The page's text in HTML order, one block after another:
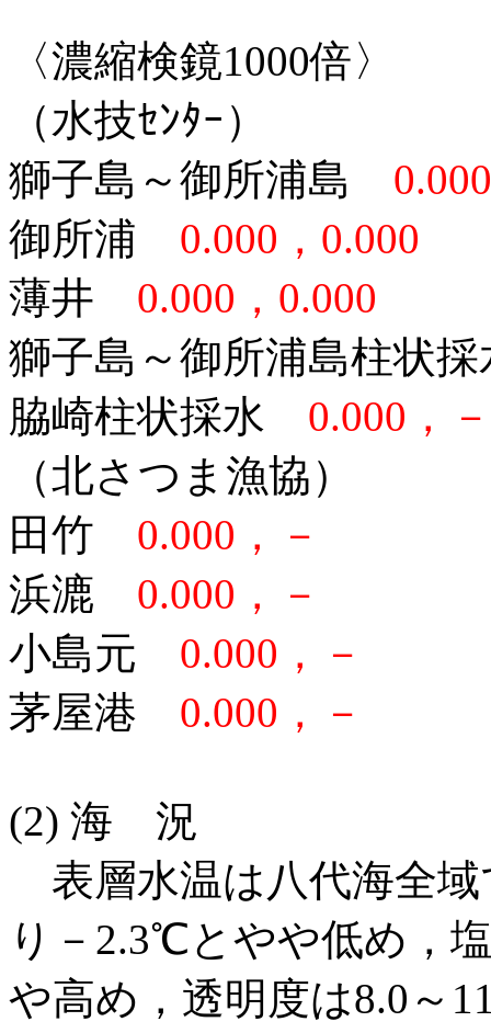
〈濃縮検鏡1000倍〉
（水技ｾﾝﾀｰ）
獅子島～御所浦島
御所浦 0.000，0.000
薄井 0.000，0.000
獅子島～御所浦島柱状
脇崎柱状採水 0.000，－
（北さつま漁協）
田竹 0.000，－
浜漉 0.000，－
小島元 0.000，－
茅屋港 0.000，－
(2) 海 況
表層水温は八代海全域
り－2.3℃とやや低め，
や高め，透明度は8.0～